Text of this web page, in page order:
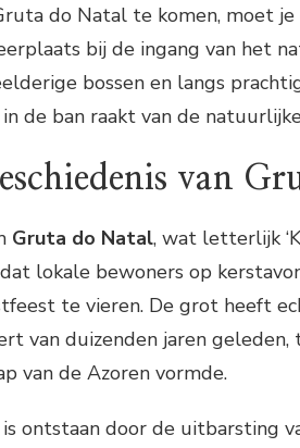
do Natal te komen, moet
bij de ingang van het
bossen en langs
de ban raakt van de
van
Gruta do Natal, wat letterlijk
lokale bewoners op
te vieren. De grot heeft
van duizenden jaren
van de Azoren vormde.
ontstaan door de uitbarsting